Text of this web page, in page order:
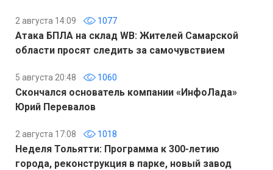
2 августа 14:09 1077
Атака БПЛА на склад WB: Жителей Самарской
области просят следить за самочувствием
5 августа 20:48 1060
Скончался основатель компании «ИнфоЛада»
Юрий Перевалов
2 августа 17:08 1018
Неделя Тольятти: Программа к 300-летию
города, реконструкция в парке, новый завод